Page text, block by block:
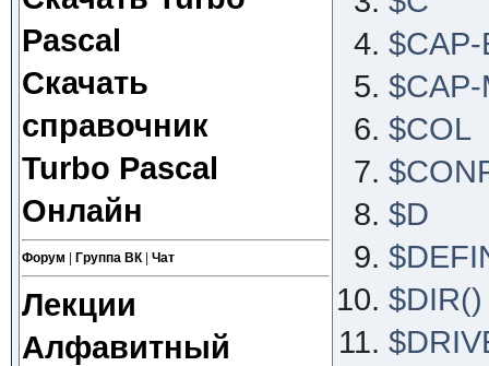
Pascal
Скачать
справочник
Turbo Pascal
Онлайн
Форум Группа ВК| Чат
Лекции
Алфавитный
$COL
$D
$DIR()